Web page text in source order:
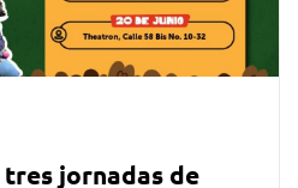
jornadas de